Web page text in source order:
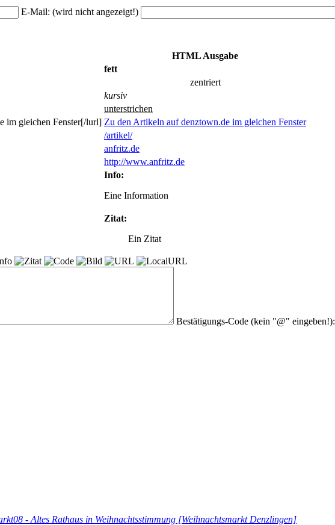
E-Mail: (wird nicht angezeigt!)
HTML Ausgabe
fett
zentriert
kursiv
unterstrichen
im gleichen Fenster[/lurl] Zu den Artikeln auf denztown.de im gleichen Fenster
/artikel/
anfritz.de
http://www.anfritz.de
Info:
Eine Information
Zitat:
Ein Zitat
Bestätigungs-Code (kein "@"
- Altes Rathaus in Weihnachtsstimmung [Weihnachtsmarkt Denzlingen]